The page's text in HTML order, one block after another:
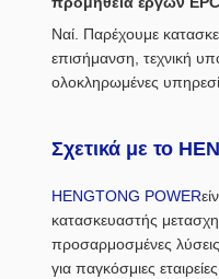
Ναί. Παρέχουμε
επισήμανση, τεχνική
ολοκληρωμένες
Σχετικά με το
HENGTONG POWER
κατασκευαστής
προσαρμοσμένες λύσεις
για παγκόσμιες